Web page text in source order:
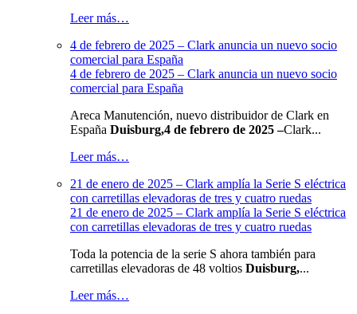
Leer más…
4 de febrero de 2025 – Clark anuncia un nuevo socio
comercial para España
4 de febrero de 2025 – Clark anuncia un nuevo socio
comercial para España
Areca Manutención, nuevo distribuidor de Clark en
España Duisburg,4 de febrero de 2025 –Clark...
Leer más…
21 de enero de 2025 – Clark amplía la Serie S eléctrica
con carretillas elevadoras de tres y cuatro ruedas
21 de enero de 2025 – Clark amplía la Serie S eléctrica
con carretillas elevadoras de tres y cuatro ruedas
Toda la potencia de la serie S ahora también para
carretillas elevadoras de 48 voltios Duisburg,...
Leer más…